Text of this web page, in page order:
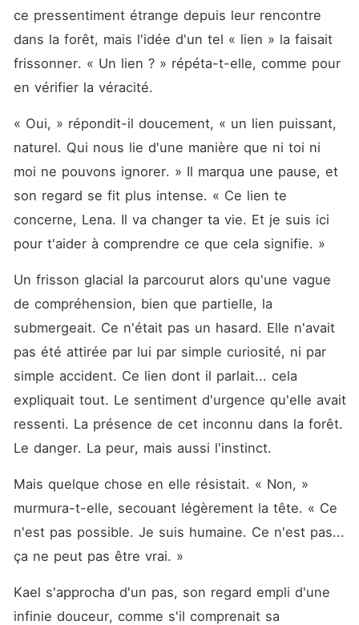
ce pressentiment étrange depuis leur rencontre
dans la forêt, mais l'idée d'un tel « lien » la faisait
frissonner. « Un lien ? » répéta-t-elle, comme pour
en vérifier la véracité.
« Oui, » répondit-il doucement, « un lien puissant,
naturel. Qui nous lie d'une manière que ni toi ni
moi ne pouvons ignorer. » Il marqua une pause, et
son regard se fit plus intense. « Ce lien te
concerne, Lena. Il va changer ta vie. Et je suis ici
pour t'aider à comprendre ce que cela signifie. »
Un frisson glacial la parcourut alors qu'une vague
de compréhension, bien que partielle, la
submergeait. Ce n'était pas un hasard. Elle n'avait
pas été attirée par lui par simple curiosité, ni par
simple accident. Ce lien dont il parlait... cela
expliquait tout. Le sentiment d'urgence qu'elle avait
ressenti. La présence de cet inconnu dans la forêt.
Le danger. La peur, mais aussi l'instinct.
Mais quelque chose en elle résistait. « Non, »
murmura-t-elle, secouant légèrement la tête. « Ce
n'est pas possible. Je suis humaine. Ce n'est pas...
ça ne peut pas être vrai. »
Kael s'approcha d'un pas, son regard empli d'une
infinie douceur, comme s'il comprenait sa